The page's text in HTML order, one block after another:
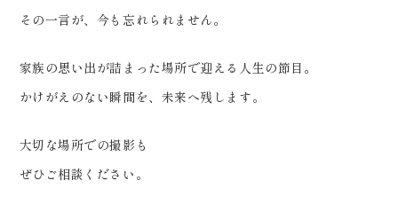
その一言が、今も忘れられません。
家族の思い出が詰まった場所で迎える人生の節目。
かけがえのない瞬間を、未来へ残します。
大切な場所での撮影も
ぜひご相談ください。